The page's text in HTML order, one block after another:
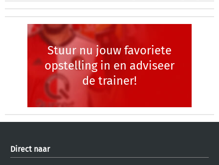
Stuur nu jouw favoriete
opstelling in en adviseer
de trainer!
Direct naar